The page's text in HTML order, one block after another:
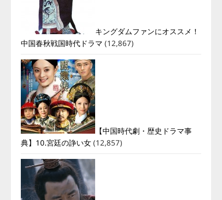
キングダムファンにオススメ！
中国春秋戦国時代ドラマ (12,867)
【中国時代劇・歴史ドラマ事
典】10.宮廷の諍い女 (12,857)